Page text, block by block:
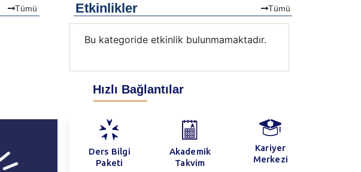
Tümü Etkinlikler Tümü
Bu kategoride etkinlik bulunmamaktadır.
Hızlı Bağlantılar
Ders Bilgi
Paketi
Akademik
Takvim
Kariyer
Merkezi